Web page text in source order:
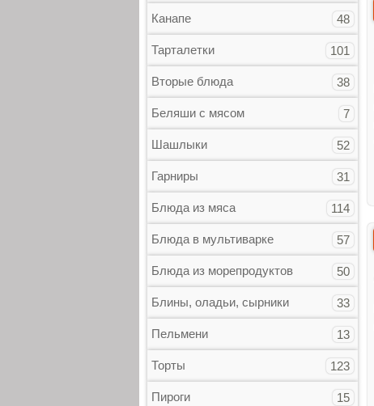
Канапе 48
Тарталетки 101
Вторые блюда 38
Беляши с мясом 7
Шашлыки 52
Гарниры 31
Блюда из мяса 114
Блюда в мультиварке 57
Блюда из морепродуктов 50
Блины, оладьи, сырники 33
Пельмени 13
Торты 123
Пироги 15